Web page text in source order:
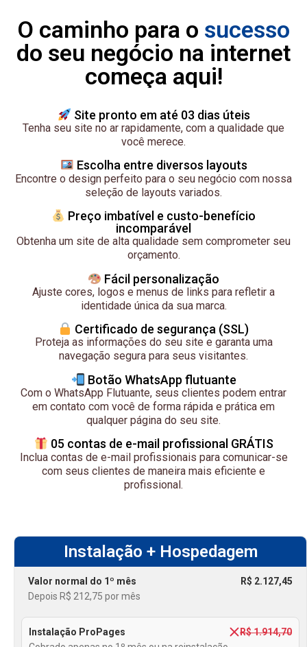
O caminho para o sucesso
do seu negócio na internet
começa aqui!
Site pronto em até 03 dias úteis
Tenha seu site no ar rapidamente, com a qualidade que
você merece.
Escolha entre diversos layouts
Encontre o design perfeito para o seu negócio com nossa
seleção de layouts variados.
Preço imbatível e custo-benefício
incomparável
Obtenha um site de alta qualidade sem comprometer seu
orçamento.
Fácil personalização
Ajuste cores, logos e menus de links para refletir a
identidade única da sua marca.
Certificado de segurança (SSL)
Proteja as informações do seu site e garanta uma
navegação segura para seus visitantes.
Botão WhatsApp flutuante
Com o WhatsApp Flutuante, seus clientes podem entrar
em contato com você de forma rápida e prática em
qualquer página do seu site.
05 contas de e-mail profissional GRÁTIS
Inclua contas de e-mail profissionais para comunicar-se
com seus clientes de maneira mais eficiente e
profissional.
Instalação + Hospedagem
Valor normal do 1º mês
R$ 2.127,45
Depois R$ 212,75 por mês
Instalação ProPages
R$ 1.914,70